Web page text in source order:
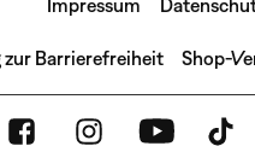
Impressum
zur Barrierefreiheit Shop-